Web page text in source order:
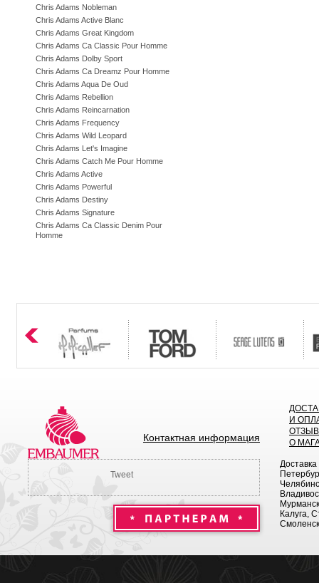
Chris Adams Nobleman
Chris Adams Active Blanc
Chris Adams Great Kingdom
Chris Adams Ca Classic Pour Homme
Chris Adams Dolby Sport
Chris Adams Ca Dreamz Pour Homme
Chris Adams Aqua De Oud
Chris Adams Rebellion
Chris Adams Reincarnation
Chris Adams Frequency
Chris Adams Wild Leopard
Chris Adams Let's Imagine
Chris Adams Catch Me Pour Homme
Chris Adams Active
Chris Adams Powerful
Chris Adams Destiny
Chris Adams Signature
Chris Adams Ca Classic Denim Pour
Homme
Контактная информация
И
О
Tweet
Калуга,